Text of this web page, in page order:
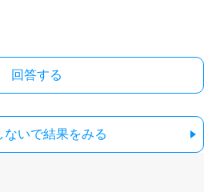
ないで結果をみる